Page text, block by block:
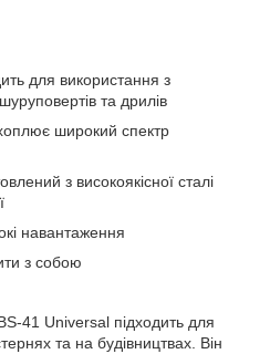
для використання з
та дрилів
широкий спектр
з високоякісної сталі
навантаження
з собою
41 Universal підходить для
та на будівництвах. Він